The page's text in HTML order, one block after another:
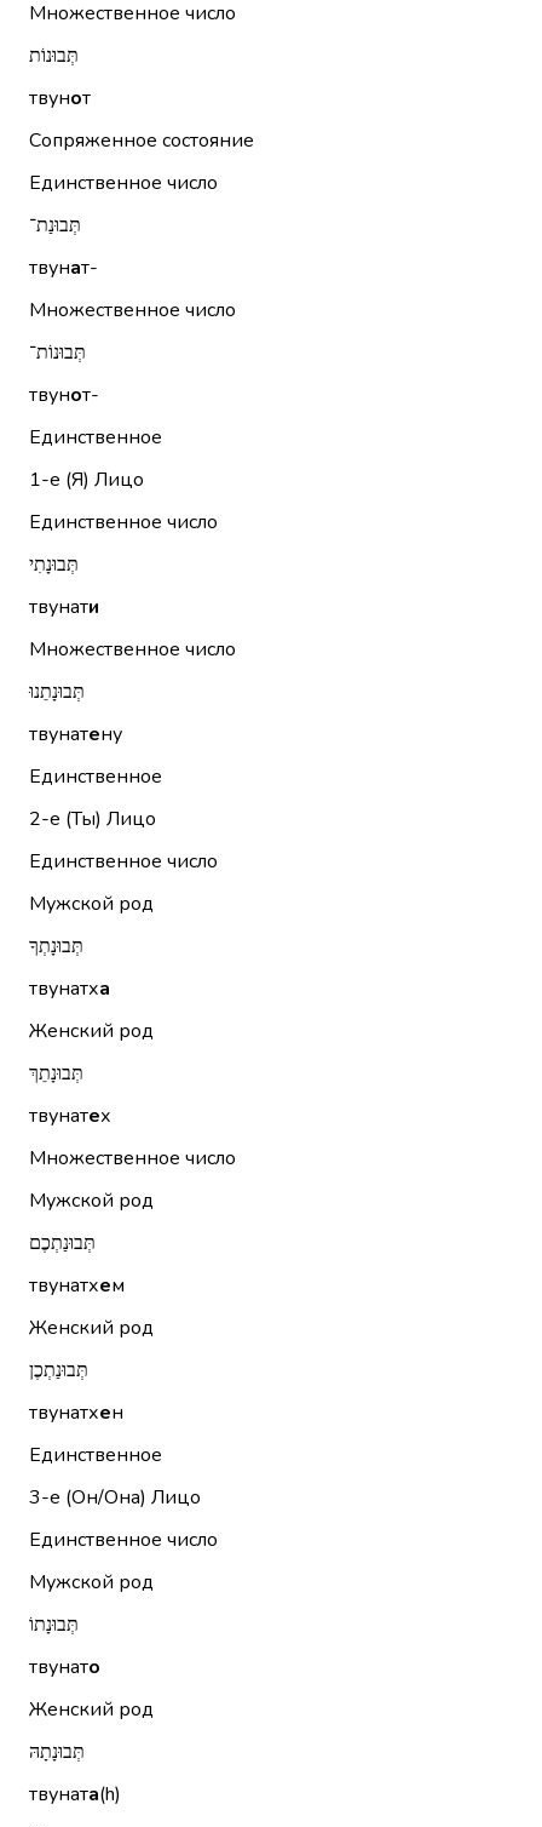
Множественное число
תְּבוּנוֹת
твунот
Сопряженное состояние
Единственное число
תְּבוּנַת־
твунат-
Множественное число
תְּבוּנוֹת־
твунот-
Единственное
1-е (Я) Лицо
Единственное число
תְּבוּנָתִי
твунати
Множественное число
תְּבוּנָתֵנוּ
твунатену
Единственное
2-е (Ты) Лицо
Единственное число
Мужской род
תְּבוּנָתְךָ
твунатха
Женский род
תְּבוּנָתֵךְ
твунатех
Множественное число
Мужской род
תְּבוּנַתְכֶם
твунатхем
Женский род
תְּבוּנַתְכֶן
твунатхен
Единственное
3-е (Он/Она) Лицо
Единственное число
Мужской род
תְּבוּנָתוֹ
твунато
Женский род
תְּבוּנָתָהּ
твуната(h)